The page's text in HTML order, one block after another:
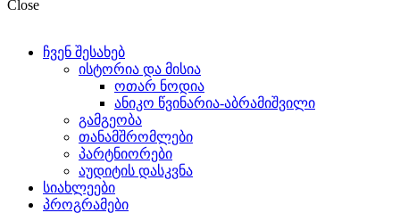
Close
ჩვენ შესახებ
ისტორია და მისია
ოთარ ნოდია
ანიკო წვინარია-აბრამიშვილი
გამგეობა
თანამშრომლები
პარტნიორები
აუდიტის დასკვნა
სიახლეები
პროგრამები